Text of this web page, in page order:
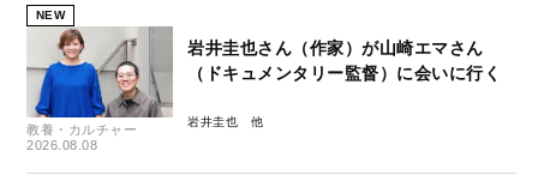
NEW
教養・カルチャー
2026.08.08
岩井圭也さん（作家）が山崎エマさん
（ドキュメンタリー監督）に会いに行く
岩井圭也